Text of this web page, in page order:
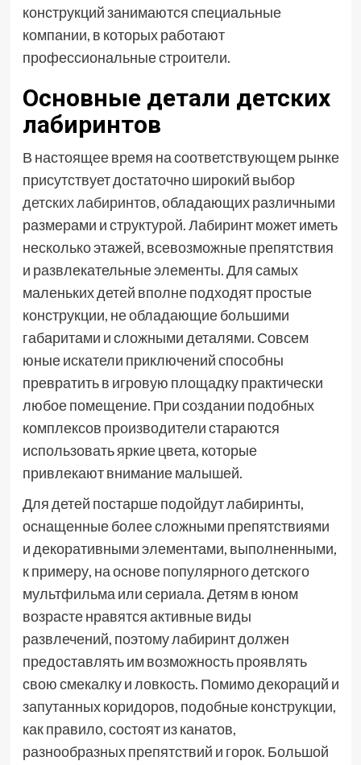
конструкций занимаются специальные
компании, в которых работают
профессиональные строители.
Основные детали детских
лабиринтов
В настоящее время на соответствующем рынке
присутствует достаточно широкий выбор
детских лабиринтов, обладающих различными
размерами и структурой. Лабиринт может иметь
несколько этажей, всевозможные препятствия
и развлекательные элементы. Для самых
маленьких детей вполне подходят простые
конструкции, не обладающие большими
габаритами и сложными деталями. Совсем
юные искатели приключений способны
превратить в игровую площадку практически
любое помещение. При создании подобных
комплексов производители стараются
использовать яркие цвета, которые
привлекают внимание малышей.
Для детей постарше подойдут лабиринты,
оснащенные более сложными препятствиями
и декоративными элементами, выполненными,
к примеру, на основе популярного детского
мультфильма или сериала. Детям в юном
возрасте нравятся активные виды
развлечений, поэтому лабиринт должен
предоставлять им возможность проявлять
свою смекалку и ловкость. Помимо декораций и
запутанных коридоров, подобные конструкции,
как правило, состоят из канатов,
разнообразных препятствий и горок. Большой